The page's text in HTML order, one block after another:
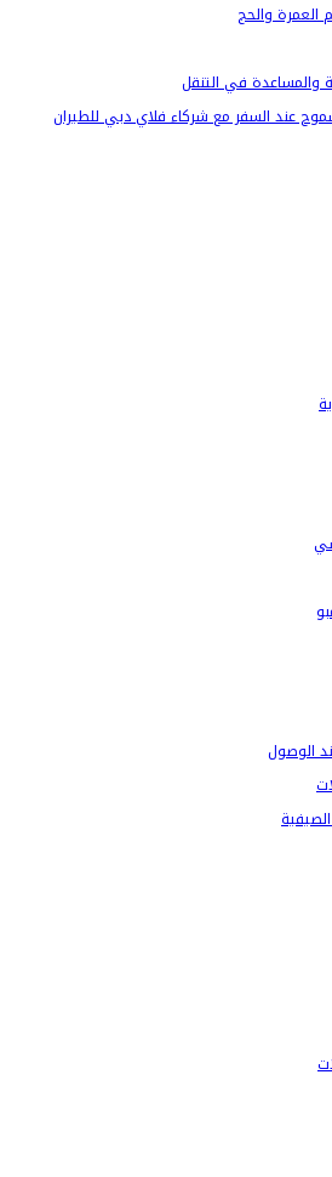
والحج
والمساعدة في التنقل
عند السفر مع شركاء فلاي دبي للطيران
الوصول